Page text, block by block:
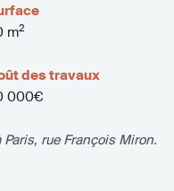
m2
des travaux
000€
rue François Miron.